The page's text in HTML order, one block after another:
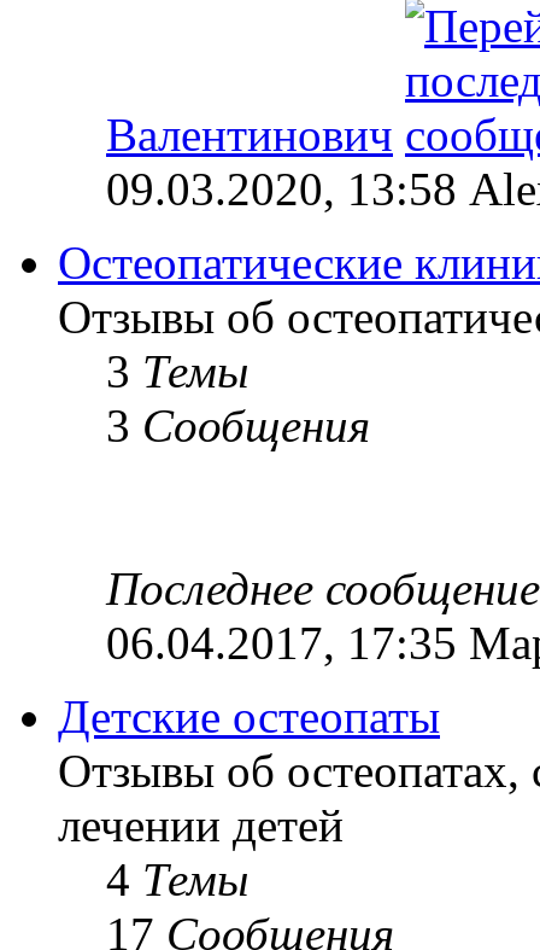
Валентинович
09.03.2020, 13:58
Остеопатические
Отзывы об
3 Темы
3 Сообщения
Последнее сообщение
06.04.2017, 17:35
Детские остеопаты
Отзывы об
лечении детей
4 Темы
17 Сообщения